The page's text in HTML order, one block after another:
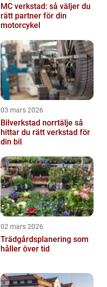
MC verkstad: så väljer du
rätt partner för din
motorcykel
03 mars 2026
Bilverkstad norrtälje så
hittar du rätt verkstad för
din bil
02 mars 2026
Trädgårdsplanering som
håller över tid